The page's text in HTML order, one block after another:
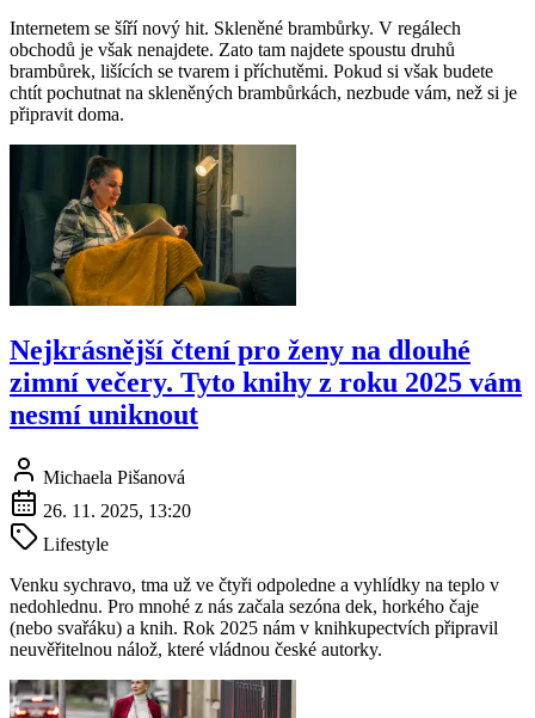
Internetem se šíří nový hit. Skleněné brambůrky. V regálech
obchodů je však nenajdete. Zato tam najdete spoustu druhů
brambůrek, lišících se tvarem i příchutěmi. Pokud si však budete
chtít pochutnat na skleněných brambůrkách, nezbude vám, než si je
připravit doma.
Nejkrásnější čtení pro ženy na dlouhé
zimní večery. Tyto knihy z roku 2025 vám
nesmí uniknout
Michaela Pišanová
26. 11. 2025, 13:20
Lifestyle
Venku sychravo, tma už ve čtyři odpoledne a vyhlídky na teplo v
nedohlednu. Pro mnohé z nás začala sezóna dek, horkého čaje
(nebo svařáku) a knih. Rok 2025 nám v knihkupectvích připravil
neuvěřitelnou nálož, které vládnou české autorky.